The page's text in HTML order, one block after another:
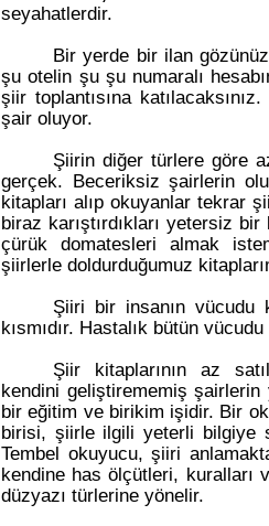
seyahatlerdir.
Bir yerde bir ilan
şu otelin şu şu numaralı
şiir toplantısına
şair oluyor.
Şiirin diğer türlere göre
gerçek. Beceriksiz şairlerin
kitapları alıp okuyanlar tekrar
biraz karıştırdıkları yetersiz
çürük domatesleri almak
şiirlerle doldurduğumuz
Şiiri bir insanın vücudu
kısmıdır. Hastalık bütün
Şiir kitaplarının az
kendini geliştirememiş şairlerin
bir eğitim ve birikim işidir. Bir
birisi, şiirle ilgili yeterli bilgiye
Tembel okuyucu, şiiri
kendine has ölçütleri, kuralları
düzyazı türlerine yönelir.